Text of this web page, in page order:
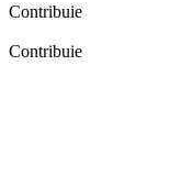
Contribuie
Contribuie